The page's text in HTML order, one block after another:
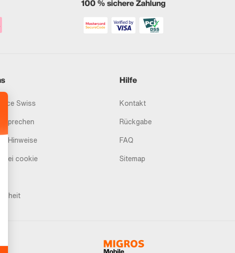
100 % sichere Zahlung
Swiss
Hinweise
dei cookie
Hilfe
Kontakt
Rückgabe
FAQ
Sitemap